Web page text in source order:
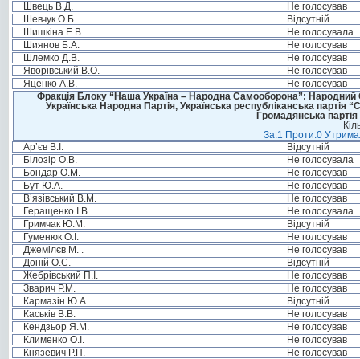
Швець В.Д.
Не голосував
Шевчук О.Б.
Відсутній
Шишкіна Е.В.
Не голосувала
Шиянов Б.А.
Не голосував
Шлемко Д.В.
Не голосував
Яворівський В.О.
Не голосував
Яценко А.В.
Не голосував
Фракція Блоку “Наша Україна – Народна Самооборона”: Народний
Українська Народна Партія, Українська республіканська
Громадянська
За:1 Проти:0
Ар’єв В.І.
Відсутній
Білозір О.В.
Не голосувала
Бондар О.М.
Не голосував
Бут Ю.А.
Не голосував
В’язівський В.М.
Не голосував
Геращенко І.В.
Не голосувала
Гримчак Ю.М.
Відсутній
Гуменюк О.І.
Не голосував
Джемілєв М. .
Не голосував
Доній О.С.
Відсутній
Жебрівський П.І.
Не голосував
Зварич Р.М.
Не голосував
Кармазін Ю.А.
Відсутній
Каськів В.В.
Не голосував
Кендзьор Я.М.
Не голосував
Клименко О.І.
Не голосував
Князевич Р.П.
Не голосував